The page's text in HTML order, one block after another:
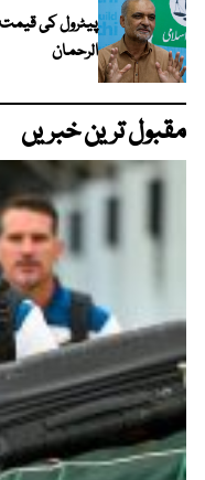
الرحمان
مقبول ترین خبریں